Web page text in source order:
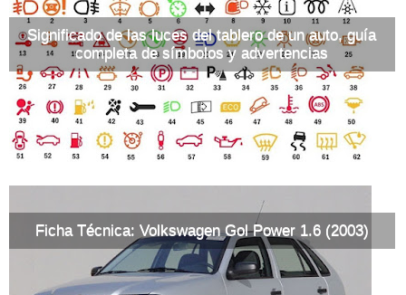
Significado de las luces del tablero de un auto, guía
completa de símbolos y advertencias
Ficha Técnica: Volkswagen Gol Power 1.6 (2003)